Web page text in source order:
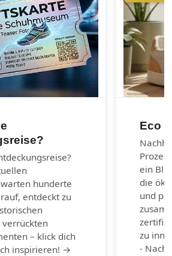
hunderte
entdeckt zu
verrückten
– klick dich
inspirieren! →
Eco
ein
die
und
zu
-